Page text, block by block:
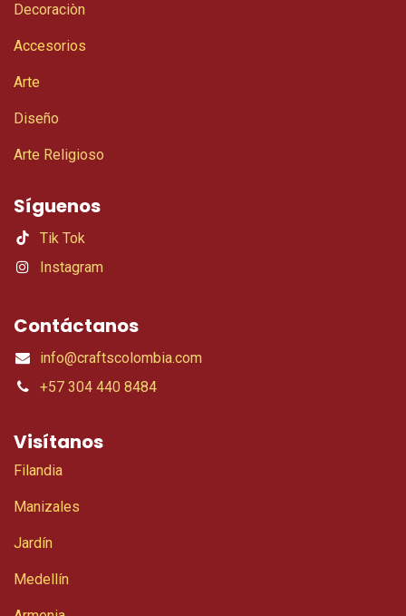
Decoraciòn
Accesorios
Arte
Diseño
Arte Religioso
Síguenos
Tik Tok
Instagram
Contáctanos
info@craftscolombia.com
+57 304 440 8484
Visítanos
Filandia
Manizales
Jardín
Medellín